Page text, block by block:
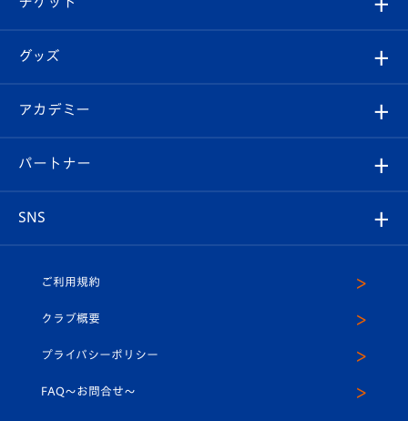
チケット
イベント
メディア
ホームタウン
エンブレム紹介
スタッフプロフィール
マスコット紹介
平和祈念活動
はじめての観戦ガイド
Revive Team
ヴィヴィくんの長崎おもてなしガイド
フォトギャラリー
スタジアムグルメ
チケット
V-LOVERS（ファンクラブ）
プレイヤーズスイート
グッズ
オンラインショップ
店舗情報
アカデミー
育成からのお知らせ
U-18
スクール
パートナー
SNS
ヴィヴィくんインスタグラム
公式LINE＠
ご利用規約
クラブ概要
プライバシーポリシー
FAQ〜お問合せ〜